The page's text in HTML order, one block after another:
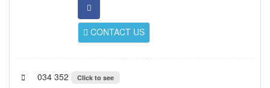
CONTACT US
034 352 Click to see